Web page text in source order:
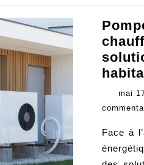
mai
Face à l’augmentation des préoccupations